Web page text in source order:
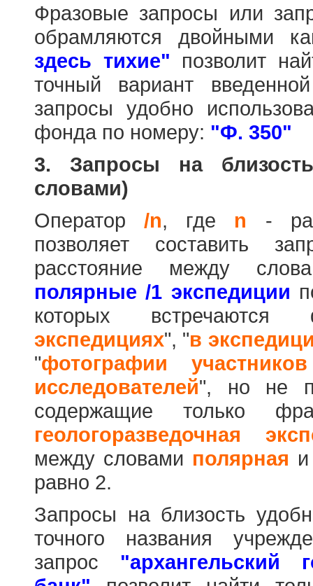
Фразовые запросы или
обрамляются двойными
здесь тихие" позволит
точный вариант
запросы удобно
фонда по номеру: "Ф. 350"
3. Запросы на
словами)
Оператор/n, где n -
позволяет составить
расстояние между
полярные /1 экспедиции
которых
экспедициях", "в
"фотографии
исследователей", но не
содержащие только
геологоразведочная
между словами полярная
равно 2.
Запросы на близость
точного названия
запрос "архангельский